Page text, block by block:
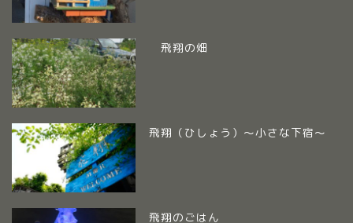
飛翔の畑
飛翔（ひしょう）～小さな下宿～
飛翔のごはん